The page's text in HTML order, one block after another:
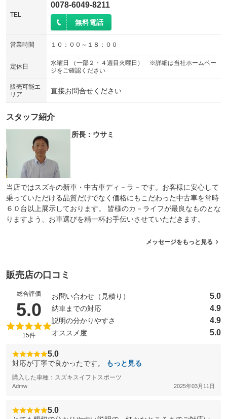
TEL
0078-6049-8211
無料電話
営業時間 １０：００～１８：００
定休日
水曜日 （一部２・４週目火曜日） ※詳細は当社ホームペー
ジをご確認ください
販売可能エ
リア
直接お問合せください
スタッフ紹介
所長：ウサミ
当店ではスズキの新車・中古車ディ－ラ－です。お客様に安心して
乗っていただける品質だけでなく価格にもこだわった中古車を常時
６０台以上展示しております。 皆様のカ－ライフが最良なものとな
りますよう、お車選びを精一杯お手伝いさせていただきます。
メッセージをもっと見る
販売店の口コミ
総合評価
5.0 （5点満点中）
15件
お問い合わせ（見積り） 5.0
納車までの対応 4.9
説明の分かりやすさ 4.9
オススメ度 5.0
5.0
対応が丁寧で良かったです。 もっと見る
購入した車種：スズキスイフトスポーツ
Admw 2025年03月11日
5.0